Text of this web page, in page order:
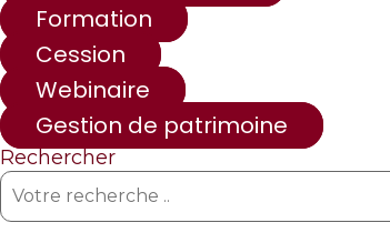
Formation
Cession
Webinaire
Gestion de patrimoine
Rechercher